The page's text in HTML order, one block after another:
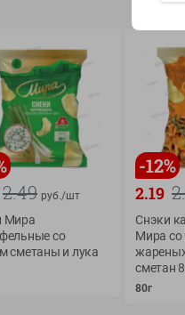
для вас
известное
2.49 руб./шт
Мира
со
сметаны и лука
-12%
2.19
Снэки
Мира со
сметан
80г